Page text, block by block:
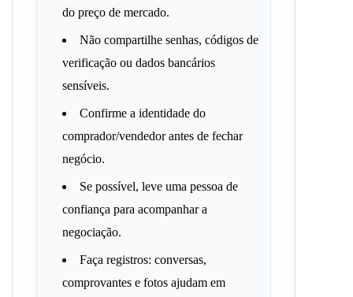
do preço de mercado.
Não compartilhe senhas, códigos de
verificação ou dados bancários
sensíveis.
Confirme a identidade do
comprador/vendedor antes de fechar
negócio.
Se possível, leve uma pessoa de
confiança para acompanhar a
negociação.
Faça registros: conversas,
comprovantes e fotos ajudam em